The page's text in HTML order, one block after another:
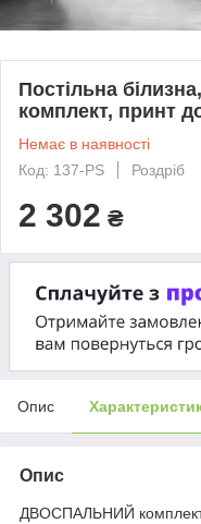
Постільна
комплект, принт
Немає в наявності
Код: 137-PS
Роздріб
2 302 ₴
Опис
Опис
ДВОСПАЛЬНИЙ комплект